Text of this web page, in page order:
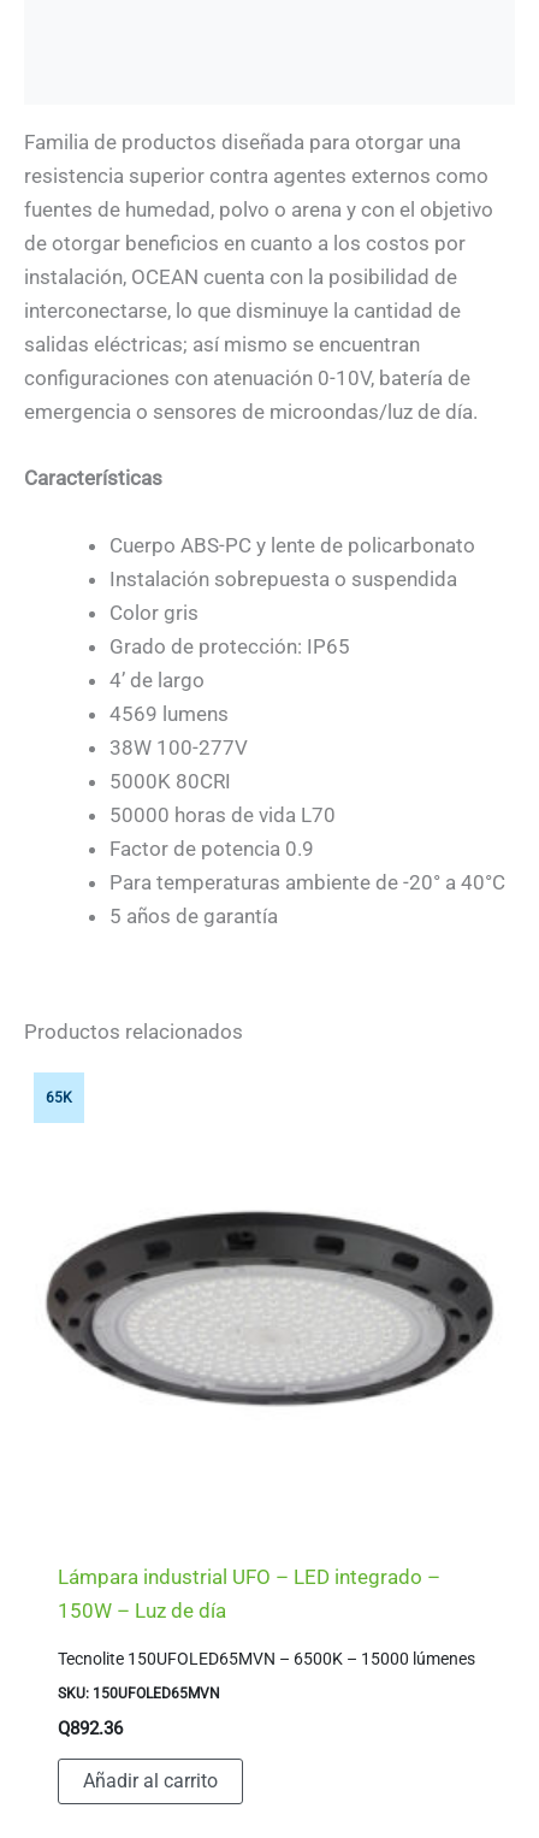
Familia de productos diseñada para otorgar una
resistencia superior contra agentes externos como
fuentes de humedad, polvo o arena y con el objetivo
de otorgar beneficios en cuanto a los costos por
instalación, OCEAN cuenta con la posibilidad de
interconectarse, lo que disminuye la cantidad de
salidas eléctricas; así mismo se encuentran
configuraciones con atenuación 0-10V, batería de
emergencia o sensores de microondas/luz de día.
Características
Cuerpo ABS-PC y lente de policarbonato
Instalación sobrepuesta o suspendida
Color gris
Grado de protección: IP65
4’ de largo
4569 lumens
38W 100-277V
5000K 80CRI
50000 horas de vida L70
Factor de potencia 0.9
Para temperaturas ambiente de -20° a 40°C
5 años de garantía
Productos relacionados
65K
Lámpara industrial UFO – LED integrado –
150W – Luz de día
Tecnolite 150UFOLED65MVN – 6500K – 15000 lúmenes
SKU: 150UFOLED65MVN
Q892.36
Añadir al carrito